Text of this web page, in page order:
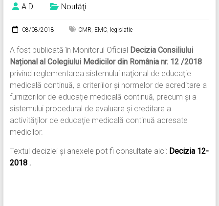
A D Noutăţi
08/08/2018 CMR, EMC, legislatie
A fost publicată în Monitorul Oficial Decizia Consiliului
Național al Colegiului Medicilor din România nr. 12 /2018
privind reglementarea sistemului naţional de educaţie
medicală continuă, a criteriilor şi normelor de acreditare a
furnizorilor de educaţie medicală continuă, precum şi a
sistemului procedural de evaluare şi creditare a
activităţilor de educaţie medicală continuă adresate
medicilor.
Textul deciziei și anexele pot fi consultate aici: Decizia 12-
2018.